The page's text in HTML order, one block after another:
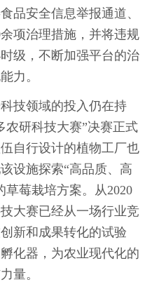
品安全信息举报通道、
项治理措施，并将违规
级，不断加强平台的治
力。
技领域的投入仍在持
农研科技大赛”决赛正式
自行设计的植物工厂也
设施探索“高品质、高
草莓栽培方案。从2020
大赛已经从一场行业竞
新和成果转化的试验
化器，为农业现代化的
量。